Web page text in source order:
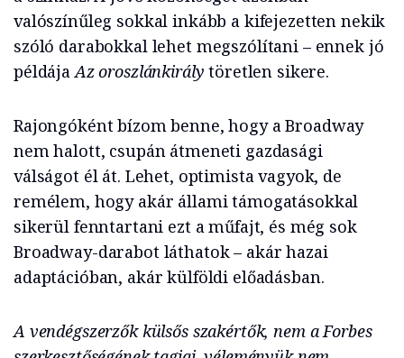
valószínűleg sokkal inkább a kifejezetten nekik
szóló darabokkal lehet megszólítani – ennek jó
példája Az oroszlánkirálytöretlen sikere.
Rajongóként bízom benne, hogy a Broadway
nem halott, csupán átmeneti gazdasági
válságot él át. Lehet, optimista vagyok, de
remélem, hogy akár állami támogatásokkal
sikerül fenntartani ezt a műfajt, és még sok
Broadway-darabot láthatok – akár hazai
adaptációban, akár külföldi előadásban.
A vendégszerzők külsős szakértők, nem a Forbes